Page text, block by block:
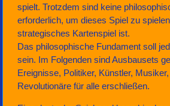
spielt. Trotzdem sind keine
erforderlich, um dieses Spiel zu
strategisches Kartenspiel ist.
Das philosophische Fundament soll
sein. Im Folgenden sind Ausbausets
Ereignisse, Politiker, Künstler,
Revolutionäre für alle erschließen.